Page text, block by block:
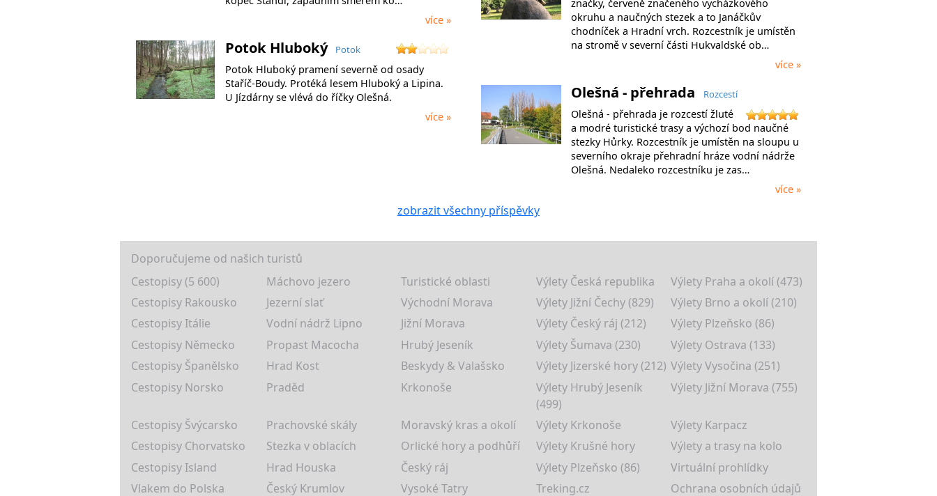
více »
Potok Hluboký Potok
Potok Hluboký pramení severně od osady
Staříč-Boudy. Protéká lesem Hluboký a Lipina.
U Jízdárny se vlévá do říčky Olešná.
více »
značky, červeně značeného vycházkového
okruhu a naučných stezek a to Janáčkův
chodníček a Hradní vrch. Rozcestník je umístěn
na stromě v severní části Hukvaldské ob…
více »
Olešná - přehrada Rozcestí
Olešná - přehrada je rozcestí žluté
a modré turistické trasy a výchozí bod naučné
stezky Hůrky. Rozcestník je umístěn na sloupu u
severního okraje přehradní hráze vodní nádrže
Olešná. Nedaleko rozcestníku je zas…
více »
zobrazit všechny příspěvky
Doporučujeme od našich turistů
Cestopisy (5 600)
Máchovo jezero Turistické oblasti Výlety Česká republika
Výlety Praha a okolí (473)
Cestopisy Rakousko
Jezerní slať Východní Morava Výlety Jižní Čechy (829)
Výlety Brno a okolí (210)
Cestopisy Itálie
Vodní nádrž Lipno Jižní Morava Výlety Český ráj (212)
Výlety Plzeňsko (86)
Cestopisy Německo
Propast Macocha Hrubý Jeseník Výlety Šumava (230)
Výlety Ostrava (133)
Cestopisy Španělsko
Hrad Kost Beskydy & Valašsko Výlety Jizerské hory (212) Výlety Vysočina (251)
Cestopisy Norsko
Praděd Krkonoše
Výlety Hrubý Jeseník
(499)
Výlety Jižní Morava (755)
Cestopisy Švýcarsko Prachovské skály Moravský kras a okolí Výlety Krkonoše
Výlety Karpacz
Cestopisy Chorvatsko
Stezka v oblacích Orlické hory a podhůří Výlety Krušné hory
Výlety a trasy na kolo
Cestopisy Island
Hrad Houska Český ráj Výlety Plzeňsko (86)
Virtuální prohlídky
Vlakem do Polska
Český Krumlov Vysoké Tatry Treking.cz Ochrana osobních údajů